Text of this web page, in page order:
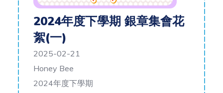
2024年度下學期 銀章集會花
絮(一)
2025-02-21
Honey Bee
2024年度下學期